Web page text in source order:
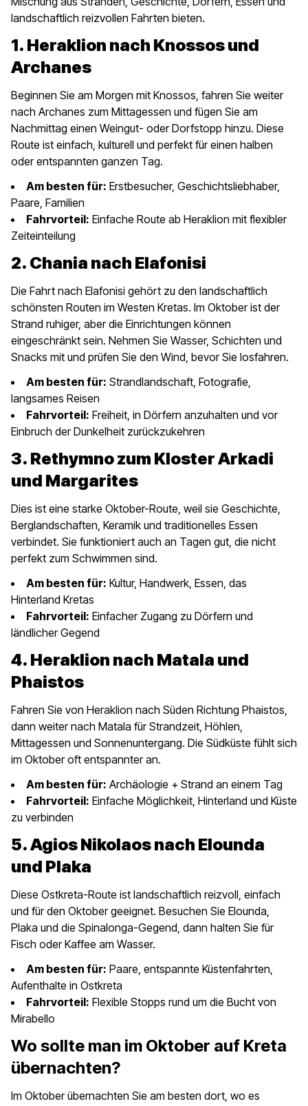
landschaftlich reizvollen Fahrten bieten.
1. Heraklion nach Knossos und
Archanes
Beginnen Sie am Morgen mit Knossos, fahren Sie weiter
nach Archanes zum Mittagessen und fügen Sie am
Nachmittag einen Weingut- oder Dorfstopp hinzu. Diese
Route ist einfach, kulturell und perfekt für einen halben
oder entspannten ganzen Tag.
Am besten für: Erstbesucher, Geschichtsliebhaber,
Paare, Familien
Fahrvorteil: Einfache Route ab Heraklion mit flexibler
Zeiteinteilung
2. Chania nach Elafonisi
Die Fahrt nach Elafonisi gehört zu den landschaftlich
schönsten Routen im Westen Kretas. Im Oktober ist der
Strand ruhiger, aber die Einrichtungen können
eingeschränkt sein. Nehmen Sie Wasser, Schichten und
Snacks mit und prüfen Sie den Wind, bevor Sie losfahren.
Am besten für: Strandlandschaft, Fotografie,
langsames Reisen
Fahrvorteil: Freiheit, in Dörfern anzuhalten und vor
Einbruch der Dunkelheit zurückzukehren
3. Rethymno zum Kloster Arkadi
und Margarites
Dies ist eine starke Oktober-Route, weil sie Geschichte,
Berglandschaften, Keramik und traditionelles Essen
verbindet. Sie funktioniert auch an Tagen gut, die nicht
perfekt zum Schwimmen sind.
Am besten für: Kultur, Handwerk, Essen, das
Hinterland Kretas
Fahrvorteil: Einfacher Zugang zu Dörfern und
ländlicher Gegend
4. Heraklion nach Matala und
Phaistos
Fahren Sie von Heraklion nach Süden Richtung Phaistos,
dann weiter nach Matala für Strandzeit, Höhlen,
Mittagessen und Sonnenuntergang. Die Südküste fühlt sich
im Oktober oft entspannter an.
Am besten für: Archäologie + Strand an einem Tag
Fahrvorteil: Einfache Möglichkeit, Hinterland und Küste
zu verbinden
5. Agios Nikolaos nach Elounda
und Plaka
Diese Ostkreta-Route ist landschaftlich reizvoll, einfach
und für den Oktober geeignet. Besuchen Sie Elounda,
Plaka und die Spinalonga-Gegend, dann halten Sie für
Fisch oder Kaffee am Wasser.
Am besten für: Paare, entspannte Küstenfahrten,
Aufenthalte in Ostkreta
Fahrvorteil: Flexible Stopps rund um die Bucht von
Mirabello
Wo sollte man im Oktober auf Kreta
übernachten?
Im Oktober übernachten Sie am besten dort, wo es